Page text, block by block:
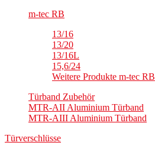
m-tec RB
13/16
13/20
13/16L
15,6/24
Weitere Produkte m-tec RB
Türband Zubehör
MTR-AII Aluminium Türband
MTR-AIII Aluminium Türband
Türverschlüsse